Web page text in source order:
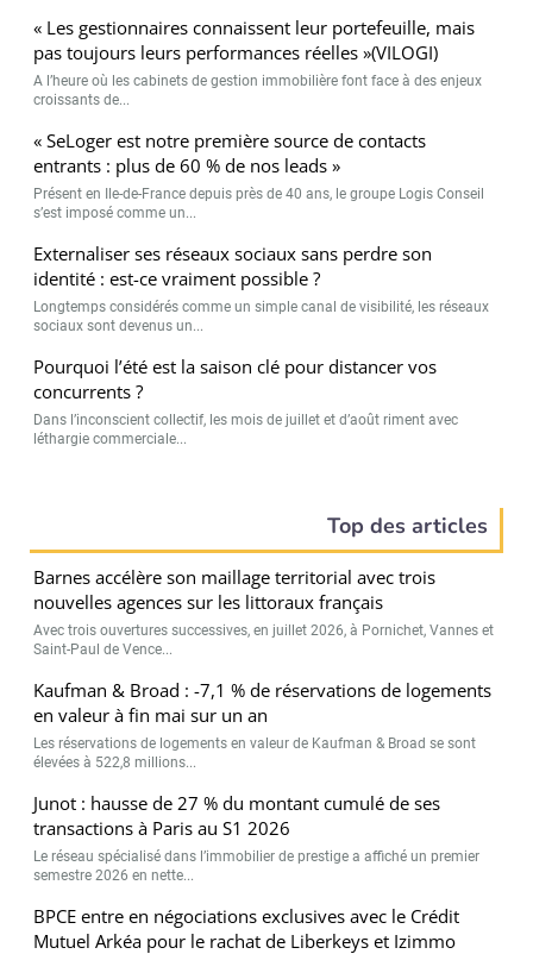
« Les gestionnaires connaissent leur portefeuille, mais
pas toujours leurs performances réelles »(VILOGI)
A l’heure où les cabinets de gestion immobilière font face à des enjeux
croissants de...
« SeLoger est notre première source de contacts
entrants : plus de 60 % de nos leads »
Présent en Ile-de-France depuis près de 40 ans, le groupe Logis Conseil
s’est imposé comme un...
Externaliser ses réseaux sociaux sans perdre son
identité : est-ce vraiment possible ?
Longtemps considérés comme un simple canal de visibilité, les réseaux
sociaux sont devenus un...
Pourquoi l’été est la saison clé pour distancer vos
concurrents ?
Dans l’inconscient collectif, les mois de juillet et d’août riment avec
léthargie commerciale...
Top des articles
Barnes accélère son maillage territorial avec trois
nouvelles agences sur les littoraux français
Avec trois ouvertures successives, en juillet 2026, à Pornichet, Vannes et
Saint-Paul de Vence...
Kaufman & Broad : -7,1 % de réservations de logements
en valeur à fin mai sur un an
Les réservations de logements en valeur de Kaufman & Broad se sont
élevées à 522,8 millions...
Junot : hausse de 27 % du montant cumulé de ses
transactions à Paris au S1 2026
Le réseau spécialisé dans l’immobilier de prestige a affiché un premier
semestre 2026 en nette...
BPCE entre en négociations exclusives avec le Crédit
Mutuel Arkéa pour le rachat de Liberkeys et Izimmo